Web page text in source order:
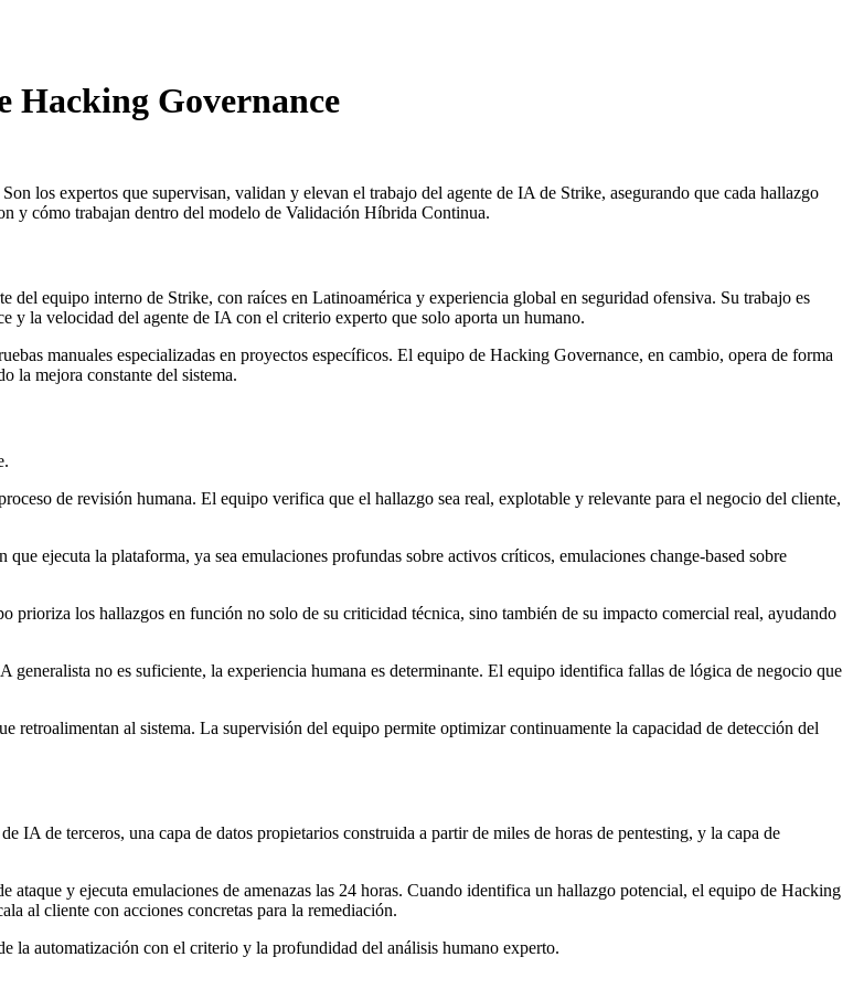
Hacking Governance
los expertos que supervisan, validan y elevan el trabajo del agente de IA de Strike, asegurando que cada hallazgo
y cómo trabajan dentro del modelo de Validación Híbrida Continua.
equipo interno de Strike, con raíces en Latinoamérica y experiencia global en seguridad ofensiva. Su trabajo es
y la velocidad del agente de IA con el criterio experto que solo aporta un humano.
manuales especializadas en proyectos específicos. El equipo de Hacking Governance, en cambio, opera de forma
la mejora constante del sistema.
de revisión humana. El equipo verifica que el hallazgo sea real, explotable y relevante para el negocio del cliente,
ejecuta la plataforma, ya sea emulaciones profundas sobre activos críticos, emulaciones change-based sobre
prioriza los hallazgos en función no solo de su criticidad técnica, sino también de su impacto comercial real, ayudando
generalista no es suficiente, la experiencia humana es determinante. El equipo identifica fallas de lógica de negocio que
retroalimentan al sistema. La supervisión del equipo permite optimizar continuamente la capacidad de detección del
IA de terceros, una capa de datos propietarios construida a partir de miles de horas de pentesting, y la capa de
y ejecuta emulaciones de amenazas las 24 horas. Cuando identifica un hallazgo potencial, el equipo de Hacking
al cliente con acciones concretas para la remediación.
la automatización con el criterio y la profundidad del análisis humano experto.